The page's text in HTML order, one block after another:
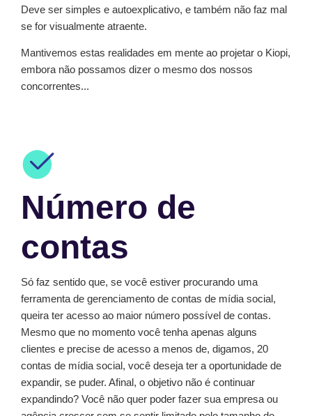
Deve ser simples e autoexplicativo, e também não faz mal
se for visualmente atraente.
Mantivemos estas realidades em mente ao projetar o Kiopi,
embora não possamos dizer o mesmo dos nossos
concorrentes...
Número de
contas
Só faz sentido que, se você estiver procurando uma
ferramenta de gerenciamento de contas de mídia social,
queira ter acesso ao maior número possível de contas.
Mesmo que no momento você tenha apenas alguns
clientes e precise de acesso a menos de, digamos, 20
contas de mídia social, você deseja ter a oportunidade de
expandir, se puder. Afinal, o objetivo não é continuar
expandindo? Você não quer poder fazer sua empresa ou